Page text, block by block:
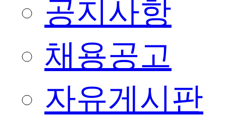
공지사항
채용공고
자유게시판